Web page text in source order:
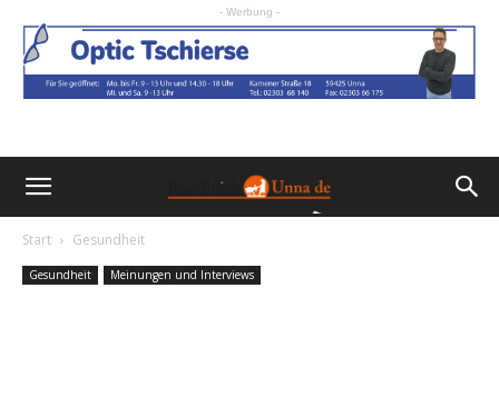
- Werbung -
Start Gesundheit
Gesundheit Meinungen und Interviews